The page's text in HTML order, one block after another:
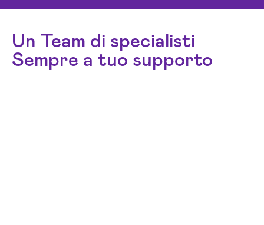
Un Team di specialisti
Sempre a tuo supporto